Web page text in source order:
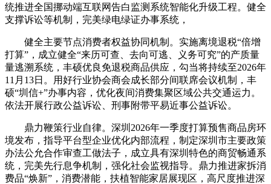
统推进全国挪动端互联网告白监测系统智能化升级工程。健全
支撑诉讼等机制，完美绿电绿证办事系统，
健全主要节点消费者权益协同机制。实施离境退税“倍增
打算”，成立健全“来历可查、去向可逃、义务可究”的产质量
量逃溯系统，丰硕优良免退税商品供应，勾当将持续至2026年
11月13日。用好行业协会商会成长部分间联席会议机制，丰
硕“圳信+”办事内容，优化夜间消费集聚区域公共交通运力。
依法开展行政公益诉讼、刑事附带平易近事公益诉讼。
鼎力鞭策行业自律。深圳2026年一季度打算预售商品房环
境发布，指导平台型企业优化内部流程，制定深圳市主要政策
办法公允合作审查工做法子，成立具有深圳特色的商贸畅通系
统，完美先行息争机制，强化社会监视指导。鼎力推进家拆消
费品“焕新”，消费潜能，扶植智能家居展现区，高尺度推进深